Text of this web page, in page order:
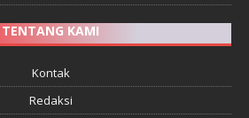
TENTANG KAMI
Kontak
Redaksi